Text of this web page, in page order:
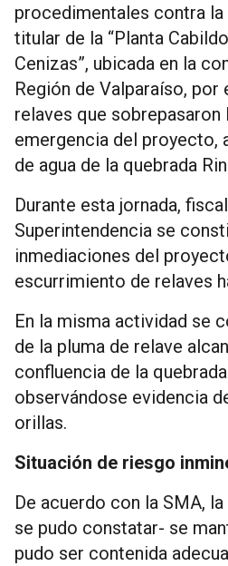
procedimentales contra la
titular de la “Planta
Cenizas”, ubicada en la
Región de Valparaíso,
relaves que sobrepasaron
emergencia del proyecto,
de agua de la quebrada
Durante esta jornada,
Superintendencia se
inmediaciones del
escurrimiento de relaves
En la misma actividad se
de la pluma de relave
confluencia de la
observándose evidencia
orillas.
Situación de riesgo
De acuerdo con la SMA,
se pudo constatar- se
pudo ser contenida